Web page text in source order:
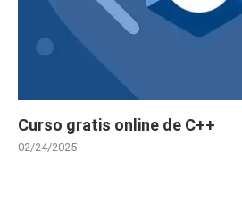
Curso gratis online de C++
02/24/2025